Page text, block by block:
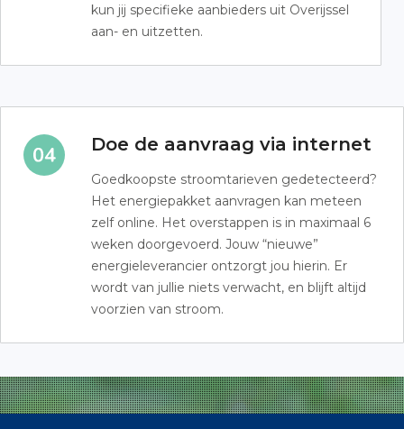
kun jij specifieke aanbieders uit Overijssel
aan- en uitzetten.
Doe de aanvraag via internet
Goedkoopste stroomtarieven gedetecteerd?
Het energiepakket aanvragen kan meteen
zelf online. Het overstappen is in maximaal 6
weken doorgevoerd. Jouw “nieuwe”
energieleverancier ontzorgt jou hierin. Er
wordt van jullie niets verwacht, en blijft altijd
voorzien van stroom.